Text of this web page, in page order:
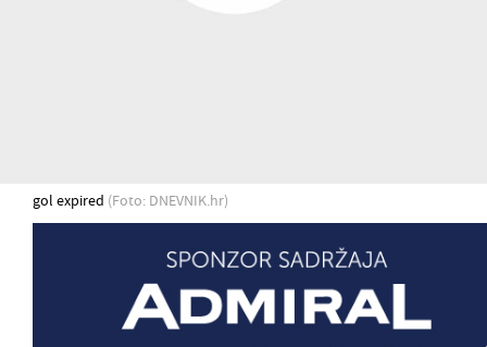
gol expired (Foto: DNEVNIK.hr)